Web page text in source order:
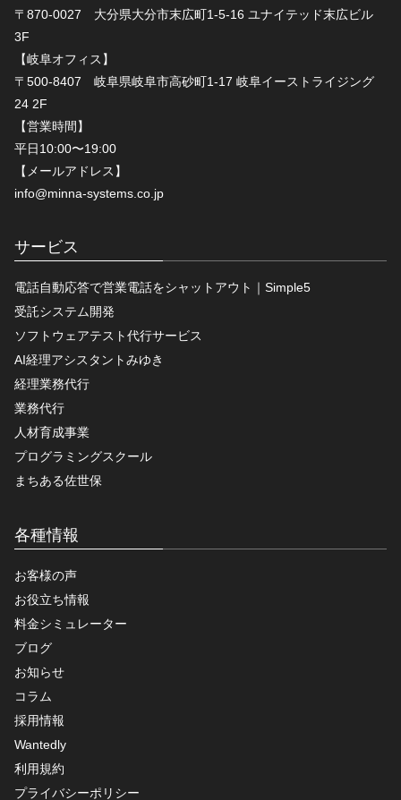
〒870-0027 大分県大分市末広町1-5-16 ユナイテッド末広ビル
3F
【岐阜オフィス】
〒500-8407 岐阜県岐阜市高砂町1-17 岐阜イーストライジング
24 2F
【営業時間】
平日10:00〜19:00
【メールアドレス】
info@minna-systems.co.jp
サービス
電話自動応答で営業電話をシャットアウト｜Simple5
受託システム開発
ソフトウェアテスト代行サービス
AI経理アシスタントみゆき
経理業務代行
業務代行
人材育成事業
プログラミングスクール
まちある佐世保
各種情報
お客様の声
お役立ち情報
料金シミュレーター
ブログ
お知らせ
コラム
採用情報
Wantedly
利用規約
プライバシーポリシー